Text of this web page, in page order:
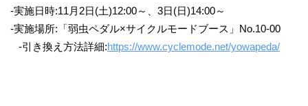
-実施日時:11月2日(土)12:00～、3日(日)14:00～
-実施場所:「弱虫ペダル×サイクルモードブース」No.10-00
-引き換え方法詳細:https://www.cyclemode.net/yowapeda/